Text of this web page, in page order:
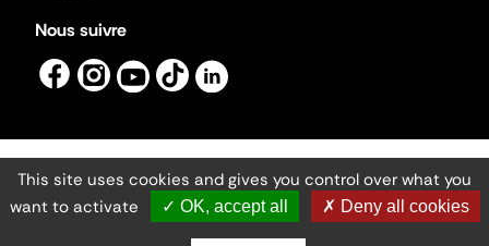
Nous suivre
Mentions légales
Gestion des cookies
Accessibilité numérique
Ministère de la Culture ©2026
- Cité de l'architecture et du patrimoine
This site uses cookies and gives you control over what you
want to activate
✓ OK, accept all ✗ Deny all cookies